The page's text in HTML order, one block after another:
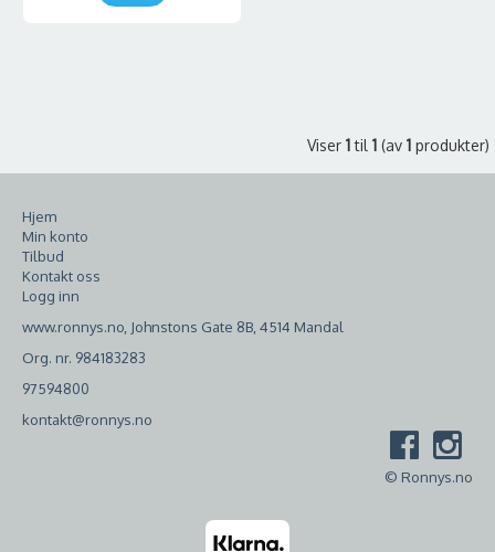
Viser 1til 1 (av 1 produkter)
Hjem
Min konto
Tilbud
Kontakt oss
Logg inn
www.ronnys.no, Johnstons Gate 8B, 4514 Mandal
Org. nr. 984183283
97594800
kontakt@ronnys.no
© Ronnys.no